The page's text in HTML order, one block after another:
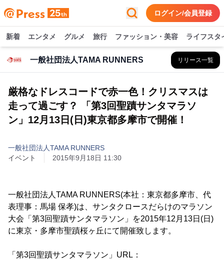
ログイン/会員登録
新着 エンタメ グルメ 旅行 ファッション・美容 ライフスタ
一般社団法人TAMA RUNNERS リリース一覧
厳格なドレスコードで赤一色！クリスマスは
走って過ごす？ 「第3回聖蹟サンタマラソ
ン」12月13日(日)東京都多摩市で開催！
一般社団法人TAMA RUNNERS
イベント
2015年9月18日 11:30
一般社団法人TAMA RUNNERS(本社：東京都多摩市、代
表理事：馬場 保孝)は、サンタクロースだらけのマラソン
大会「第3回聖蹟サンタマラソン」を2015年12月13日(日)
に東京・多摩市聖蹟桜ヶ丘にて開催致します。
「第3回聖蹟サンタマラソン」URL：